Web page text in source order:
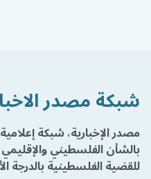
شبكة مصدر
مصدر الإخبارية، شبكة
بالشأن الفلسطيني
للقضية الفلسطينية بالدرجة